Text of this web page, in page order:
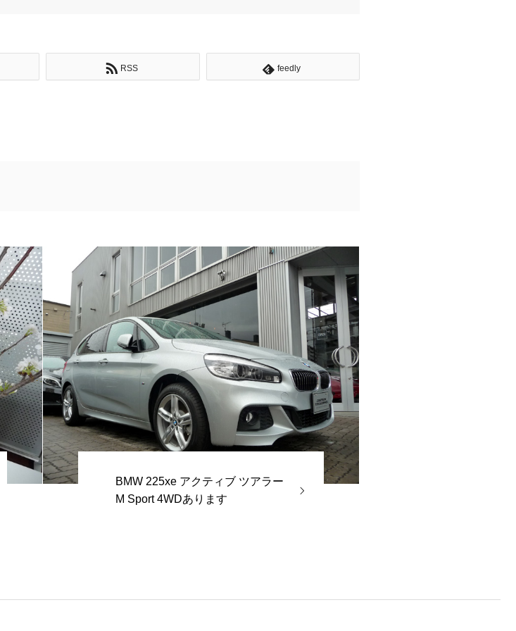
RSS feedly
BMW 225xe アクティブ ツアラー
M Sport 4WDあります